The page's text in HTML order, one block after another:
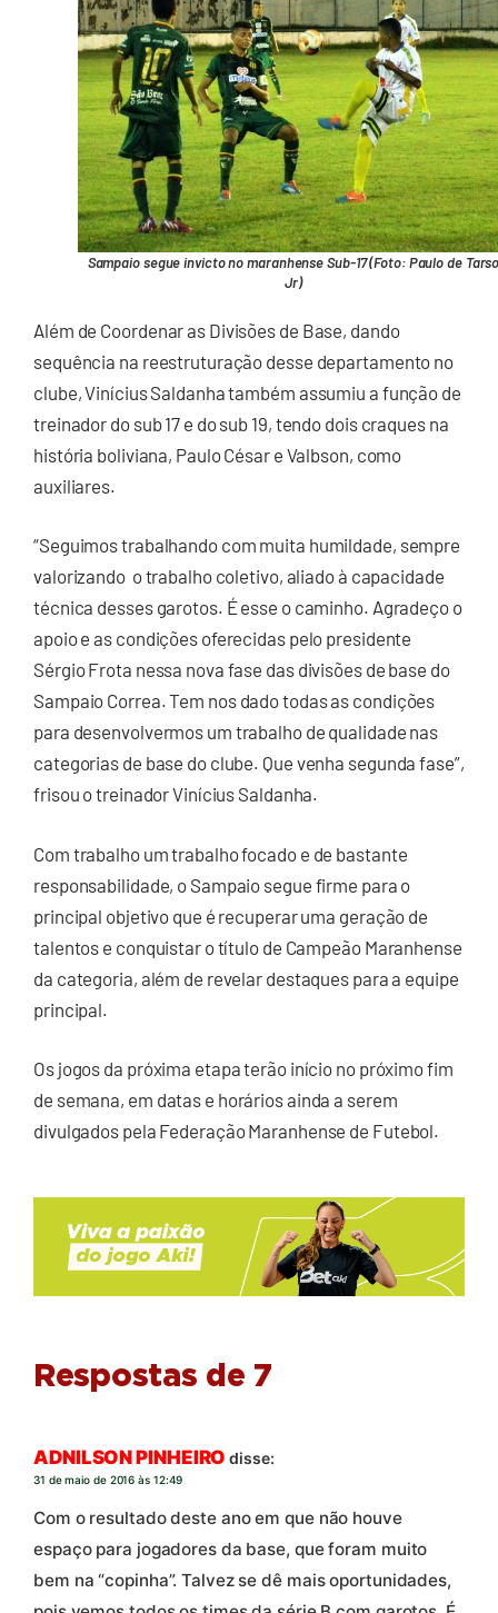
Sampaio segue invicto no maranhense Sub-17 (Foto: Paulo de
Jr)
Além de Coordenar as Divisões de Base, dando
sequência na reestruturação desse departamento no
clube, Vinícius Saldanha também assumiu a função de
treinador do sub 17 e do sub 19, tendo dois craques na
história boliviana, Paulo César e Valbson, como
auxiliares.
“Seguimos trabalhando com muita humildade, sempre
valorizando o trabalho coletivo, aliado à capacidade
técnica desses garotos. É esse o caminho. Agradeço o
apoio e as condições oferecidas pelo presidente
Sérgio Frota nessa nova fase das divisões de base do
Sampaio Correa. Tem nos dado todas as condições
para desenvolvermos um trabalho de qualidade nas
categorias de base do clube. Que venha segunda fase”,
frisou o treinador Vinícius Saldanha.
Com trabalho um trabalho focado e de bastante
responsabilidade, o Sampaio segue firme para o
principal objetivo que é recuperar uma geração de
talentos e conquistar o título de Campeão Maranhense
da categoria, além de revelar destaques para a equipe
principal.
Os jogos da próxima etapa terão início no próximo fim
de semana, em datas e horários ainda a serem
divulgados pela Federação Maranhense de Futebol.
Respostas de 7
ADNILSON PINHEIRO disse:
31 de maio de 2016 às 12:49
Com o resultado deste ano em que não houve
espaço para jogadores da base, que foram muito
bem na “copinha”. Talvez se dê mais oportunidades,